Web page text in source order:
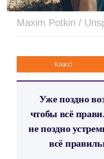
Maxim Potkin /
Класс!
Уже поздно
чтобы всё
не поздно
всё